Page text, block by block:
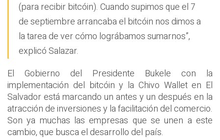
(para recibir bitcóin). Cuando supimos que el 7
de septiembre arrancaba el bitcóin nos dimos a
la tarea de ver cómo lográbamos sumarnos”,
explicó Salazar.
El Gobierno del Presidente Bukele con la
implementación del bitcóin y la Chivo Wallet en El
Salvador está marcando un antes y un después en la
atracción de inversiones y la facilitación del comercio.
Son ya muchas las empresas que se unen a este
cambio, que busca el desarrollo del país.